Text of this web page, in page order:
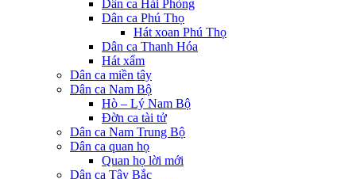
Dân ca Hải Phòng
Dân ca Phú Thọ
Hát xoan Phú Thọ
Dân ca Thanh Hóa
Hát xẩm
Dân ca miền tây
Dân ca Nam Bộ
Hò – Lý Nam Bộ
Đờn ca tài tử
Dân ca Nam Trung Bộ
Dân ca quan họ
Quan họ lời mới
Dân ca Tây Bắc